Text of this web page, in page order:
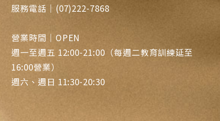
服務電話｜(07)222-7868
營業時間｜OPEN
週一至週五 12:00-21:00（每週二教育訓練延至
16:00營業）
週六、週日 11:30-20:30